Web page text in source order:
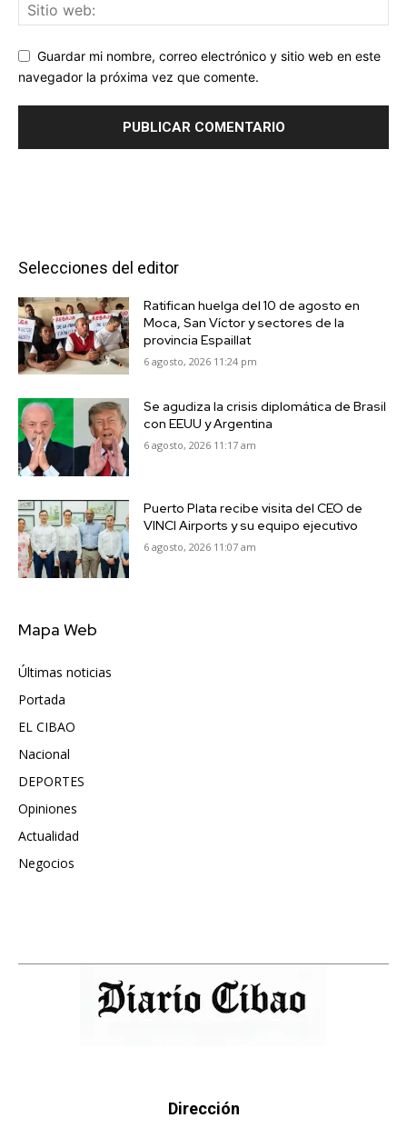
Guardar mi nombre, correo electrónico y sitio web en este
navegador la próxima vez que comente.
Selecciones del editor
Ratifican huelga del 10 de agosto en
Moca, San Víctor y sectores de la
provincia Espaillat
6 agosto, 2026 11:24 pm
Se agudiza la crisis diplomática de Brasil
con EEUU y Argentina
6 agosto, 2026 11:17 am
Puerto Plata recibe visita del CEO de
VINCI Airports y su equipo ejecutivo
6 agosto, 2026 11:07 am
Mapa Web
Últimas noticias
Portada
EL CIBAO
Nacional
DEPORTES
Opiniones
Actualidad
Negocios
Dirección